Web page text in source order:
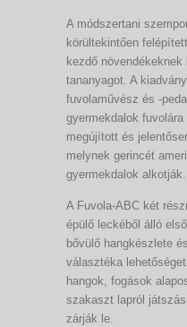
A módszertani
körültekintően
kezdő
tananyagot. A
fuvolaművész és -
gyermekdalok
megújított és
melynek gerincét
gyermekdalok alkotják.
A Fuvola-ABC két
épülő leckéből álló
bővülő hangkészlete
választéka
hangok, fogások
szakaszt lapról
zárják le.